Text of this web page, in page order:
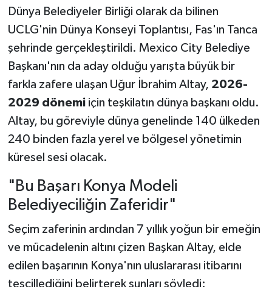
Dünya Belediyeler Birliği olarak da bilinen
UCLG'nin Dünya Konseyi Toplantısı, Fas'ın Tanca
şehrinde gerçekleştirildi. Mexico City Belediye
Başkanı'nın da aday olduğu yarışta büyük bir
farkla zafere ulaşan Uğur İbrahim Altay, 2026-
2029 dönemiiçin teşkilatın dünya başkanı oldu.
Altay, bu göreviyle dünya genelinde 140 ülkeden
240 binden fazla yerel ve bölgesel yönetimin
küresel sesi olacak.
"Bu Başarı Konya Modeli
Belediyeciliğin Zaferidir"
Seçim zaferinin ardından 7 yıllık yoğun bir emeğin
ve mücadelenin altını çizen Başkan Altay, elde
edilen başarının Konya'nın uluslararası itibarını
tescillediğini belirterek şunları söyledi: